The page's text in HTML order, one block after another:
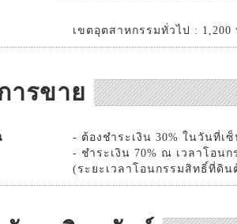
เขตอุตสาหกรรมทั่วไป :
ารขาย
- ต้องชำระเงิน 30% ในวันที่
- ชำระเงิน 70% ณ เวลาโอน
(ระยะเวลาโอนกรรมสิทธิ์ที่ดิน